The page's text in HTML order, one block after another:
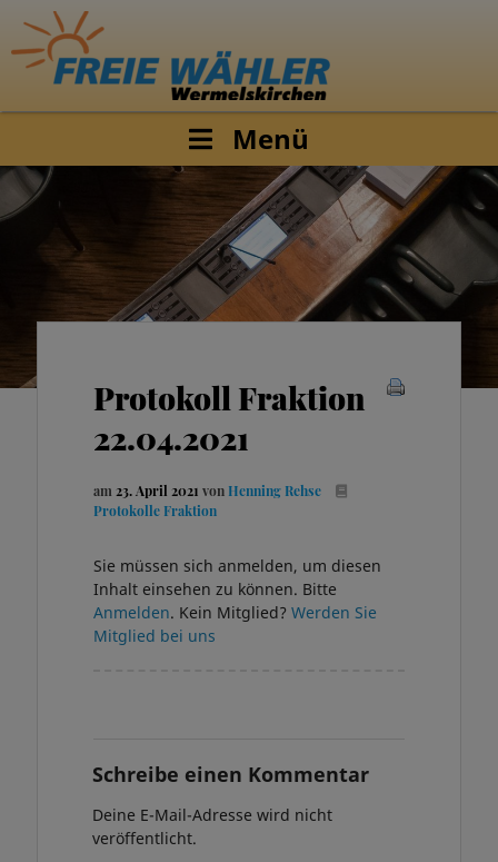
Menü
Protokoll Fraktion
22.04.2021
am 23. April 2021 von Henning Rehse
Protokolle Fraktion
Sie müssen sich anmelden, um diesen
Inhalt einsehen zu können. Bitte
Anmelden. Kein Mitglied? Werden Sie
Mitglied bei uns
Schreibe einen Kommentar
Deine E-Mail-Adresse wird nicht
veröffentlicht.